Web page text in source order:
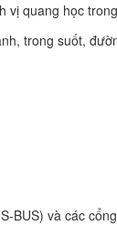
quang học
trong suốt,
BUS) và các